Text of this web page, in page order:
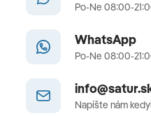
Po-Ne 08:00-
WhatsApp
Po-Ne 08:00-
Napíšte nám